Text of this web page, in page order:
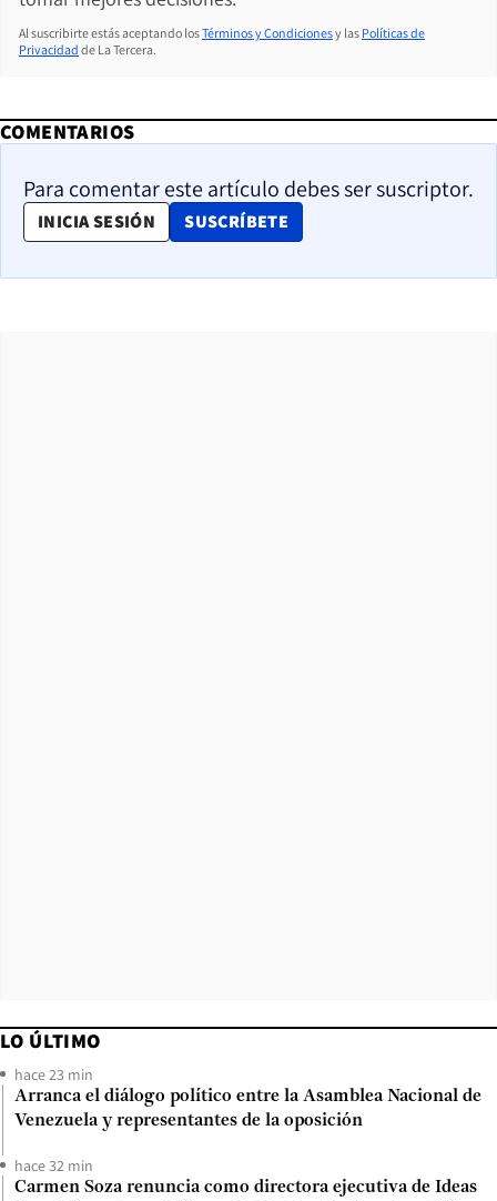
Al suscribirte estás aceptando losTérminos y Condicionesy las Políticas de
Privacidad de La Tercera.
COMENTARIOS
Para comentar este artículo debes ser suscriptor.
INICIA SESIÓN SUSCRÍBETE
OPENS IN NEW WINDOW
LO ÚLTIMO
hace 23 min
Arranca el diálogo político entre la Asamblea Nacional de
Venezuela y representantes de la oposición
hace 32 min
Carmen Soza renuncia como directora ejecutiva de Ideas